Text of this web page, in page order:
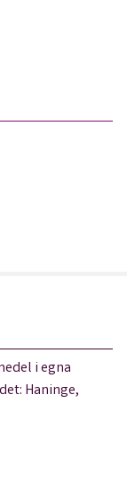
i egna
Haninge,